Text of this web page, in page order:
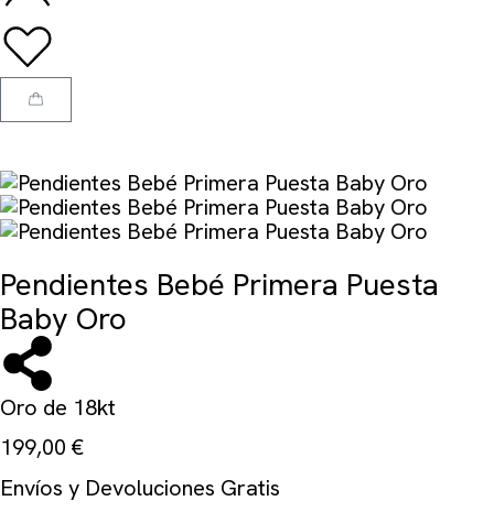
Pendientes Bebé Primera Puesta
Baby Oro
Oro de 18kt
199,00 €
Envíos y Devoluciones Gratis